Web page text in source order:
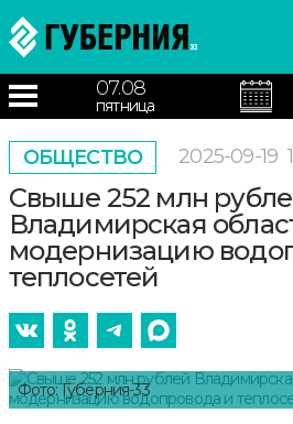
07.08
пятница
ОБЩЕСТВО 2025-09-19
Свыше 252 млн
Владимирская
модернизацию
теплосетей
Фото: Губерния-33